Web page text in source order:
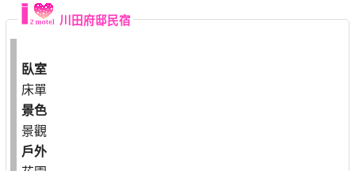
川田府邸民宿
臥室
床單
景色
景觀
戶外